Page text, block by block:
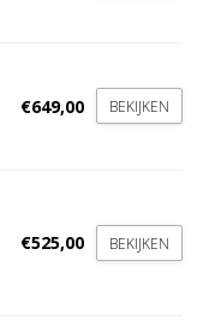
€649,00 BEKIJKEN
€525,00 BEKIJKEN